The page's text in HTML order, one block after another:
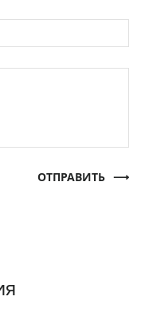
ОТПРАВИТЬ